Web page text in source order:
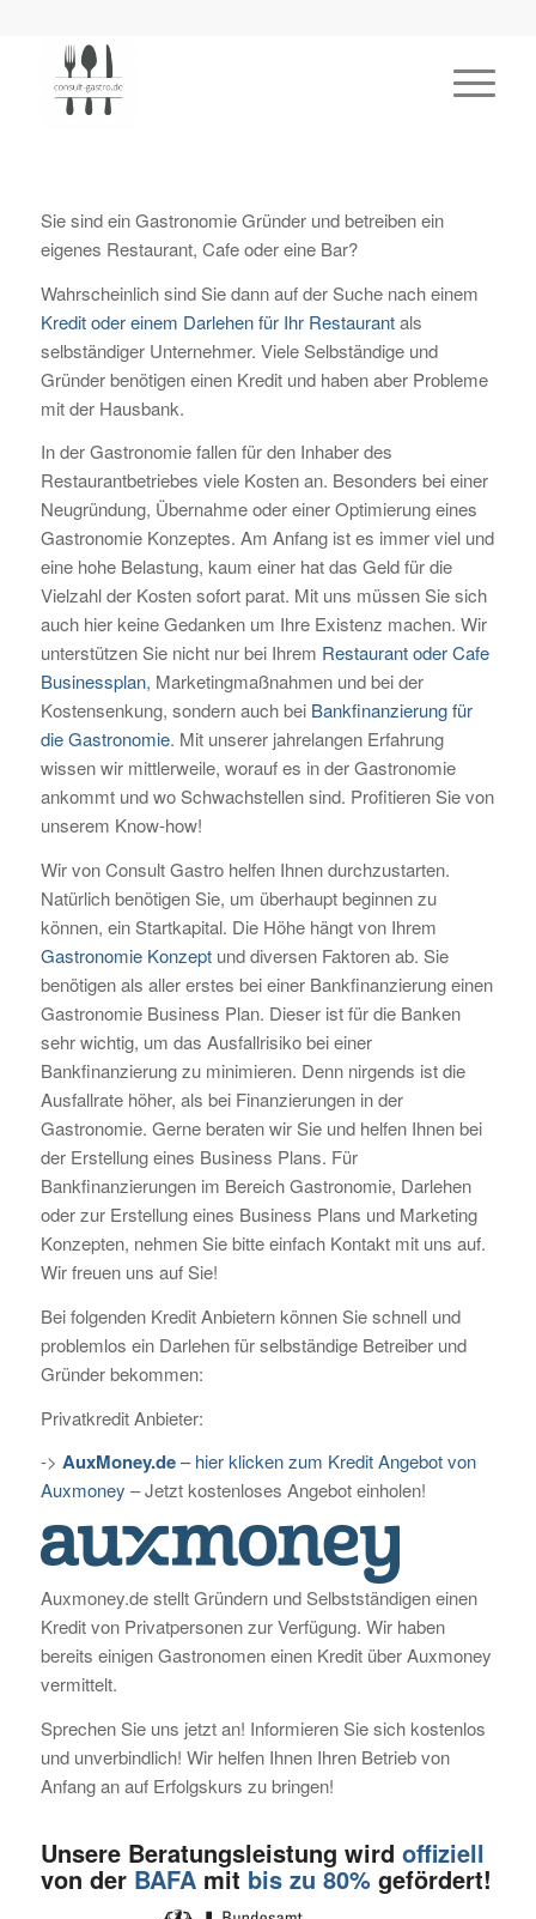
Sie sind ein Gastronomie Gründer und betreiben ein
eigenes Restaurant, Cafe oder eine Bar?
Wahrscheinlich sind Sie dann auf der Suche nach einem
Kredit oder einem Darlehen für Ihr Restaurantals
selbständiger Unternehmer. Viele Selbständige und
Gründer benötigen einen Kredit und haben aber Probleme
mit der Hausbank.
In der Gastronomie fallen für den Inhaber des
Restaurantbetriebes viele Kosten an. Besonders bei einer
Neugründung, Übernahme oder einer Optimierung eines
Gastronomie Konzeptes. Am Anfang ist es immer viel und
eine hohe Belastung, kaum einer hat das Geld für die
Vielzahl der Kosten sofort parat. Mit uns müssen Sie sich
auch hier keine Gedanken um Ihre Existenz machen. Wir
unterstützen Sie nicht nur bei Ihrem Restaurant oder Cafe
Businessplan, Marketingmaßnahmen und bei der
Kostensenkung, sondern auch bei Bankfinanzierung für
die Gastronomie. Mit unserer jahrelangen Erfahrung
wissen wir mittlerweile, worauf es in der Gastronomie
ankommt und wo Schwachstellen sind. Profitieren Sie von
unserem Know-how!
Wir von Consult Gastro helfen Ihnen durchzustarten.
Natürlich benötigen Sie, um überhaupt beginnen zu
können, ein Startkapital. Die Höhe hängt von Ihrem
Gastronomie Konzeptund diversen Faktoren ab. Sie
benötigen als aller erstes bei einer Bankfinanzierung einen
Gastronomie Business Plan. Dieser ist für die Banken
sehr wichtig, um das Ausfallrisiko bei einer
Bankfinanzierung zu minimieren. Denn nirgends ist die
Ausfallrate höher, als bei Finanzierungen in der
Gastronomie. Gerne beraten wir Sie und helfen Ihnen bei
der Erstellung eines Business Plans. Für
Bankfinanzierungen im Bereich Gastronomie, Darlehen
oder zur Erstellung eines Business Plans und Marketing
Konzepten, nehmen Sie bitte einfach Kontakt mit uns auf.
Wir freuen uns auf Sie!
Bei folgenden Kredit Anbietern können Sie schnell und
problemlos ein Darlehen für selbständige Betreiber und
Gründer bekommen:
Privatkredit Anbieter:
-> AuxMoney.de– hier klicken zum Kredit Angebot von
Auxmoney – Jetzt kostenloses Angebot einholen!
Auxmoney.de stellt Gründern und Selbstständigen einen
Kredit von Privatpersonen zur Verfügung. Wir haben
bereits einigen Gastronomen einen Kredit über Auxmoney
vermittelt.
Sprechen Sie uns jetzt an! Informieren Sie sich kostenlos
und unverbindlich! Wir helfen Ihnen Ihren Betrieb von
Anfang an auf Erfolgskurs zu bringen!
Unsere Beratungsleistung wird offiziell
von der BAFAmit bis zu 80%gefördert!